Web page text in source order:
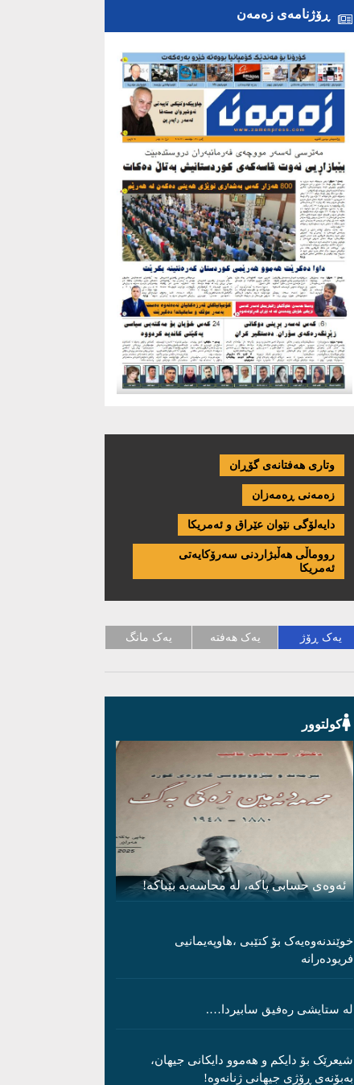
ڕۆژنامەی زەمەن
وتاری هەفتانەی گۆڕان
زەمەنی ڕەمەزان
دایەلۆگی نێوان عێراق و ئەمریكا
رووماڵی هەڵبژاردنی سەرۆکایەتی
ئەمریکا
یەک ڕۆژ یەک هەفتە یەک مانگ
کولتوور
ئەوەی حسابی پاکە، لە محاسەبە بێباکە!
خوێندنەوەیەک بۆ کتێبی ،هاوپەیمانیی
فریودەرانە
لە ستایشی رەفیق سابیردا….
شیعرێک بۆ دایکم و ھەموو دایکانی جیھان،
بەبۆنەی ڕۆژی جیھانی ژنانەوە!